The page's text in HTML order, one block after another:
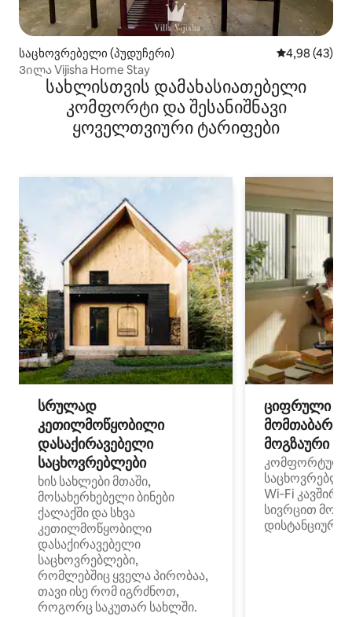
საცხოვრებელი (პუდუჩერი) საშუალო
4,98 (43)
Ვილა Vijisha Home Stay
სახლისთვის დამახასიათებელი
კომფორტი და შესანიშნავი
ყოველთვიური ტარიფები
სრულად
კეთილმოწყობილი
დასაქირავებელი
საცხოვრებლები
ხის სახლები მთაში,
მოსახერხებელი ბინები
ქალაქში და სხვა
კეთილმოწყობილი
დასაქირავებელი
საცხოვრებლები,
რომლებშიც ყველა პირობაა,
თავი ისე რომ იგრძნოთ,
როგორც საკუთარ სახლში.
ციფრული
მოგზაური
კომფორტული
Wi‑Fi
სივრცით
დისტანციური